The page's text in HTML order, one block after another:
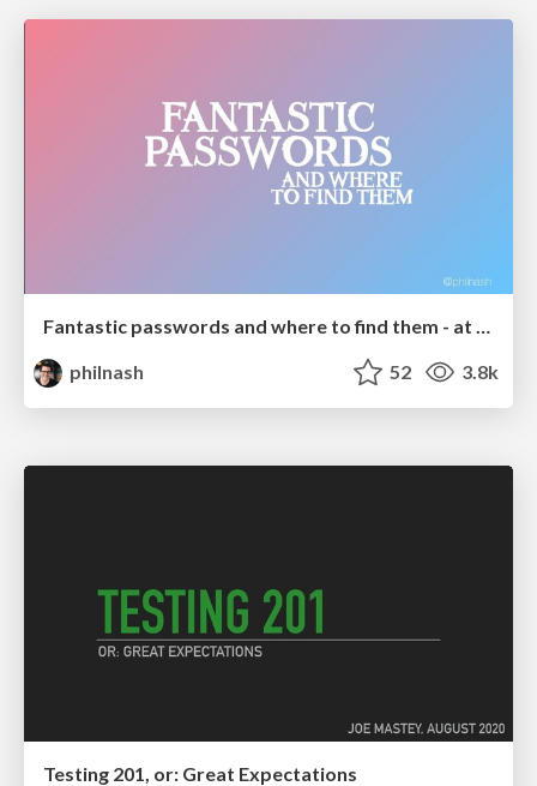
Fantastic passwords and where to find them - at NoRuKo
philnash
52 3.8k
Testing 201, or: Great Expectations